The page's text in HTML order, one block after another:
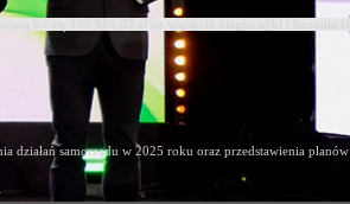
działań samorządu w 2025 roku oraz przedstawienia planów